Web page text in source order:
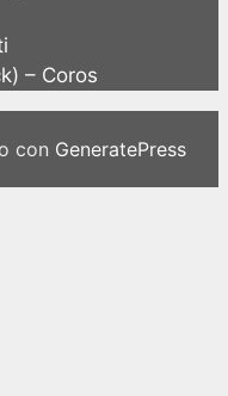
– Coros
con GeneratePress